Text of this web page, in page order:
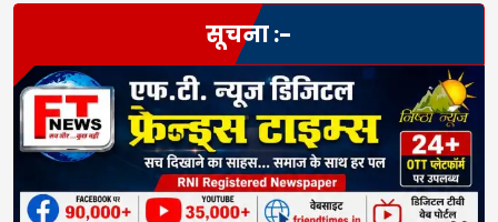
सूचना :-